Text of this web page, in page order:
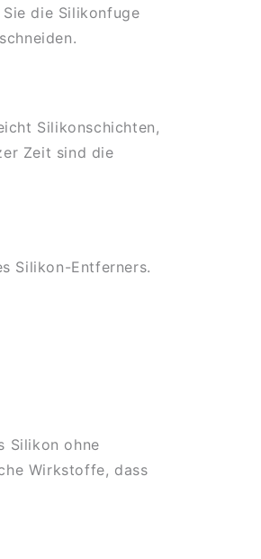
die Silikonfuge
Silikonschichten,
Zeit sind die
Silikon-Entferners.
Silikon ohne
Wirkstoffe, dass